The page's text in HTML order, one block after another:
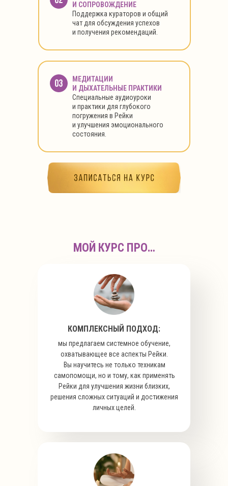
И СОПРОВОЖДЕНИЕ
Поддержка кураторов и общий
чат для обсуждения успехов
и получения рекомендаций.
МЕДИТАЦИИ
И ДЫХАТЕЛЬНЫЕ ПРАКТИКИ
Специальные аудиоуроки
и практики для глубокого
погружения в Рейки
и улучшения эмоционального
состояния.
МОЙ КУРС ПРО…
КОМПЛЕКСНЫЙ ПОДХОД:
мы предлагаем системное обучение,
охватывающее все аспекты Рейки.
Вы научитесь не только техникам
самопомощи, но и тому, как применять
Рейки для улучшения жизни близких,
решения сложных ситуаций и достижения
личных целей.